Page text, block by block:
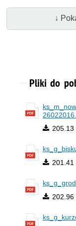
↓
Pliki do
205.13
201.41
202.96